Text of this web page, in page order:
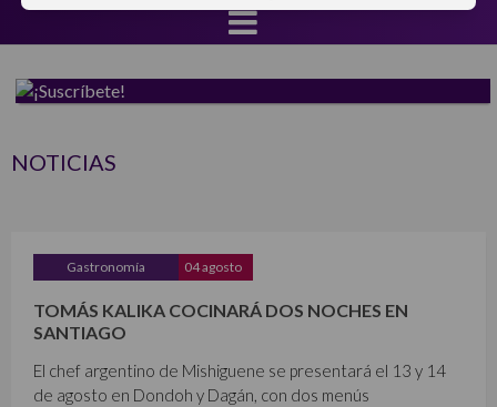
NOTICIAS
Gastronomía 04 agosto
TOMÁS KALIKA COCINARÁ DOS NOCHES EN
SANTIAGO
El chef argentino de Mishiguene se presentará el 13 y 14
de agosto en Dondoh y Dagán, con dos menús